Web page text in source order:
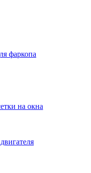
фаркопа
на окна